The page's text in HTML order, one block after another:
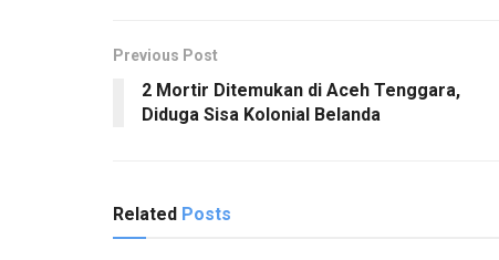
Previous Post
2 Mortir Ditemukan di Aceh Tenggara,
Diduga Sisa Kolonial Belanda
Related Posts